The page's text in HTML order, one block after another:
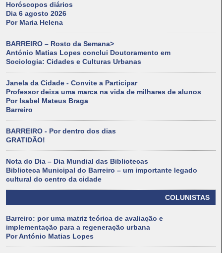
Horóscopos diários
Dia 6 agosto 2026
Por Maria Helena
BARREIRO – Rosto da Semana>
António Matias Lopes conclui Doutoramento em
Sociologia: Cidades e Culturas Urbanas
Janela da Cidade - Convite a Participar
Professor deixa uma marca na vida de milhares de alunos
Por Isabel Mateus Braga
Barreiro
BARREIRO - Por dentro dos dias
GRATIDÃO!
Nota do Dia – Dia Mundial das Bibliotecas
Biblioteca Municipal do Barreiro – um importante legado
cultural do centro da cidade
COLUNISTAS
Barreiro: por uma matriz teórica de avaliação e
implementação para a regeneração urbana
Por António Matias Lopes